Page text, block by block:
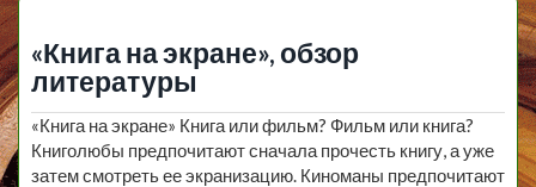
«Книга на экране», обзор
литературы
«Книга на экране» Книга или фильм? Фильм или книга?
Книголюбы предпочитают сначала прочесть книгу, а уже
затем смотреть ее экранизацию. Киноманы предпочитают